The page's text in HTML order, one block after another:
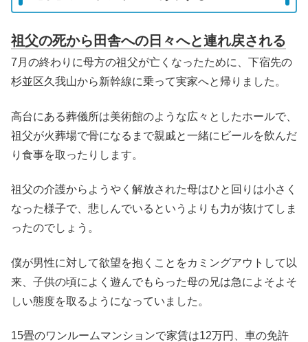
祖父の死から田舎への日々へと連れ戻される
7月の終わりに母方の祖父が亡くなったために、下宿先の
杉並区久我山から新幹線に乗って実家へと帰りました。
高台にある葬儀所は美術館のような広々としたホールで、
祖父が火葬場で骨になるまで親戚と一緒にビールを飲んだ
り食事を取ったりします。
祖父の介護からようやく解放された母はひと回りは小さく
なった様子で、悲しんでいるというよりも力が抜けてしま
ったのでしょう。
僕が男性に対して欲望を抱くことをカミングアウトして以
来、子供の頃によく遊んでもらった母の兄は急によそよそ
しい態度を取るようになっていました。
15畳のワンルームマンションで家賃は12万円、車の免許